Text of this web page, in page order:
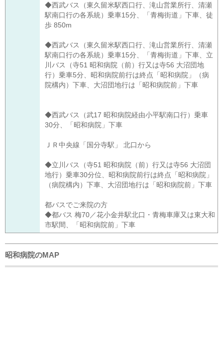
◆西武バス（東久留米駅西口行、滝山営業所行、清瀬
駅南口行の各系統）乗車15分、「青梅街道」下車、徒
歩 850m
◆西武バス（東久留米駅西口行、滝山営業所行、清瀬
駅南口行の各系統）乗車15分、「青梅街道」下車、立
川バス（寺51 昭和病院（前）行又は寺56 大沼団地
行）乗車5分、昭和病院前行は終点「昭和病院」（病
院構内）下車、大沼団地行は「昭和病院前」下車
◆西武バス（武17 昭和病院経由小平駅南口行）乗車
30分、「昭和病院」下車
ＪＲ中央線「国分寺駅」 北口から
◆立川バス（寺51 昭和病院（前）行又は寺56 大沼団
地行）乗車30分位、昭和病院前行は終点「昭和病院」
（病院構内）下車、大沼団地行は「昭和病院前」下車
都バスでご来院の方
◆都バス 梅70／花小金井駅北口・青梅車庫又は東大和
市駅間、「昭和病院前」下車
昭和病院のMAP